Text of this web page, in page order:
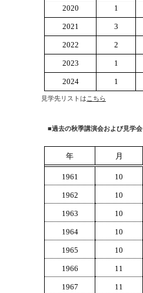
2020 1
2021 3
2022 2
2023 1
2024 1
見学先リストは こちら
■過去の秋季講演会および見学会
年 月
1961 10
1962 10
1963 10
1964 10
1965 10
1966 11
1967 11